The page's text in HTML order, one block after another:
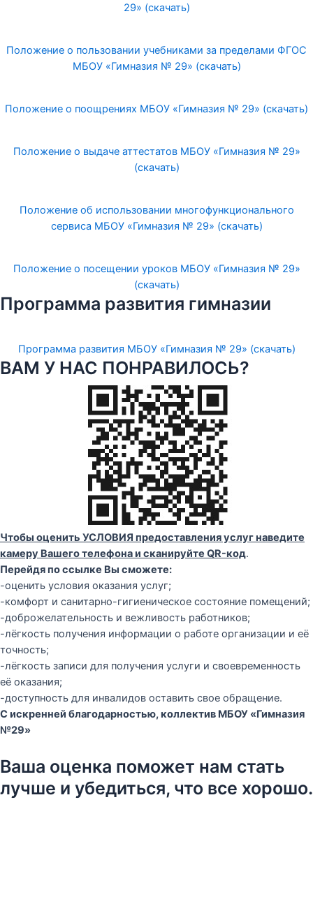
29» (скачать)
Положение о пользовании учебниками за пределами ФГОС
МБОУ «Гимназия № 29» (скачать)
Положение о поощрениях МБОУ «Гимназия № 29» (скачать)
Положение о выдаче аттестатов МБОУ «Гимназия № 29»
(скачать)
Положение об использовании многофункционального
сервиса МБОУ «Гимназия № 29» (скачать)
Положение о посещении уроков МБОУ «Гимназия № 29»
(скачать)
Программа развития гимназии
Программа развития МБОУ «Гимназия № 29» (скачать)
ВАМ У НАС ПОНРАВИЛОСЬ?
Чтобы оценить УСЛОВИЯ предоставления услуг наведите
камеру Вашего телефона и сканируйте QR-код.
Перейдя по ссылке Вы сможете:
-оценить условия оказания услуг;
-комфорт и санитарно-гигиеническое состояние помещений;
-доброжелательность и вежливость работников;
-лёгкость получения информации о работе организации и её
точность;
-лёгкость записи для получения услуги и своевременность
её оказания;
-доступность для инвалидов оставить свое обращение.
С искренней благодарностью, коллектив МБОУ «Гимназия
№29»
Ваша оценка поможет нам стать
лучше и убедиться, что все хорошо.